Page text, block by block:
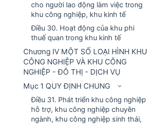
cho người lao động làm việc trong
khu công nghiệp, khu kinh tế
Điều 30. Hoạt động của khu phi
thuế quan trong khu kinh tế
Chương IV MỘT SỐ LOẠI HÌNH KHU
CÔNG NGHIỆP VÀ KHU CÔNG
NGHIỆP - ĐÔ THỊ - DỊCH VỤ
Mục 1 QUY ĐỊNH CHUNG
Điều 31. Phát triển khu công nghiệp
hỗ trợ, khu công nghiệp chuyên
ngành, khu công nghiệp sinh thái,